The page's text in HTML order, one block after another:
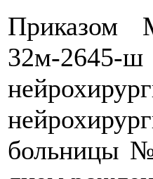
Приказом
32м-
больницы №